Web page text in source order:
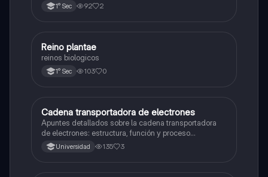
1° Sec 92 2
RCiencia y Tecnología
Reino plantae
reinos biologicos
1° Sec 103 0
Ciencia y Tecnología
Cadena transportadora de electrones
Apuntes detallados sobre la cadena transportadora
de electrones: estructura, función y proceso
bioquímico en la producción de ATP. Incluye
esquemas y explicaciones sobre los complejos
Universidad 135 3